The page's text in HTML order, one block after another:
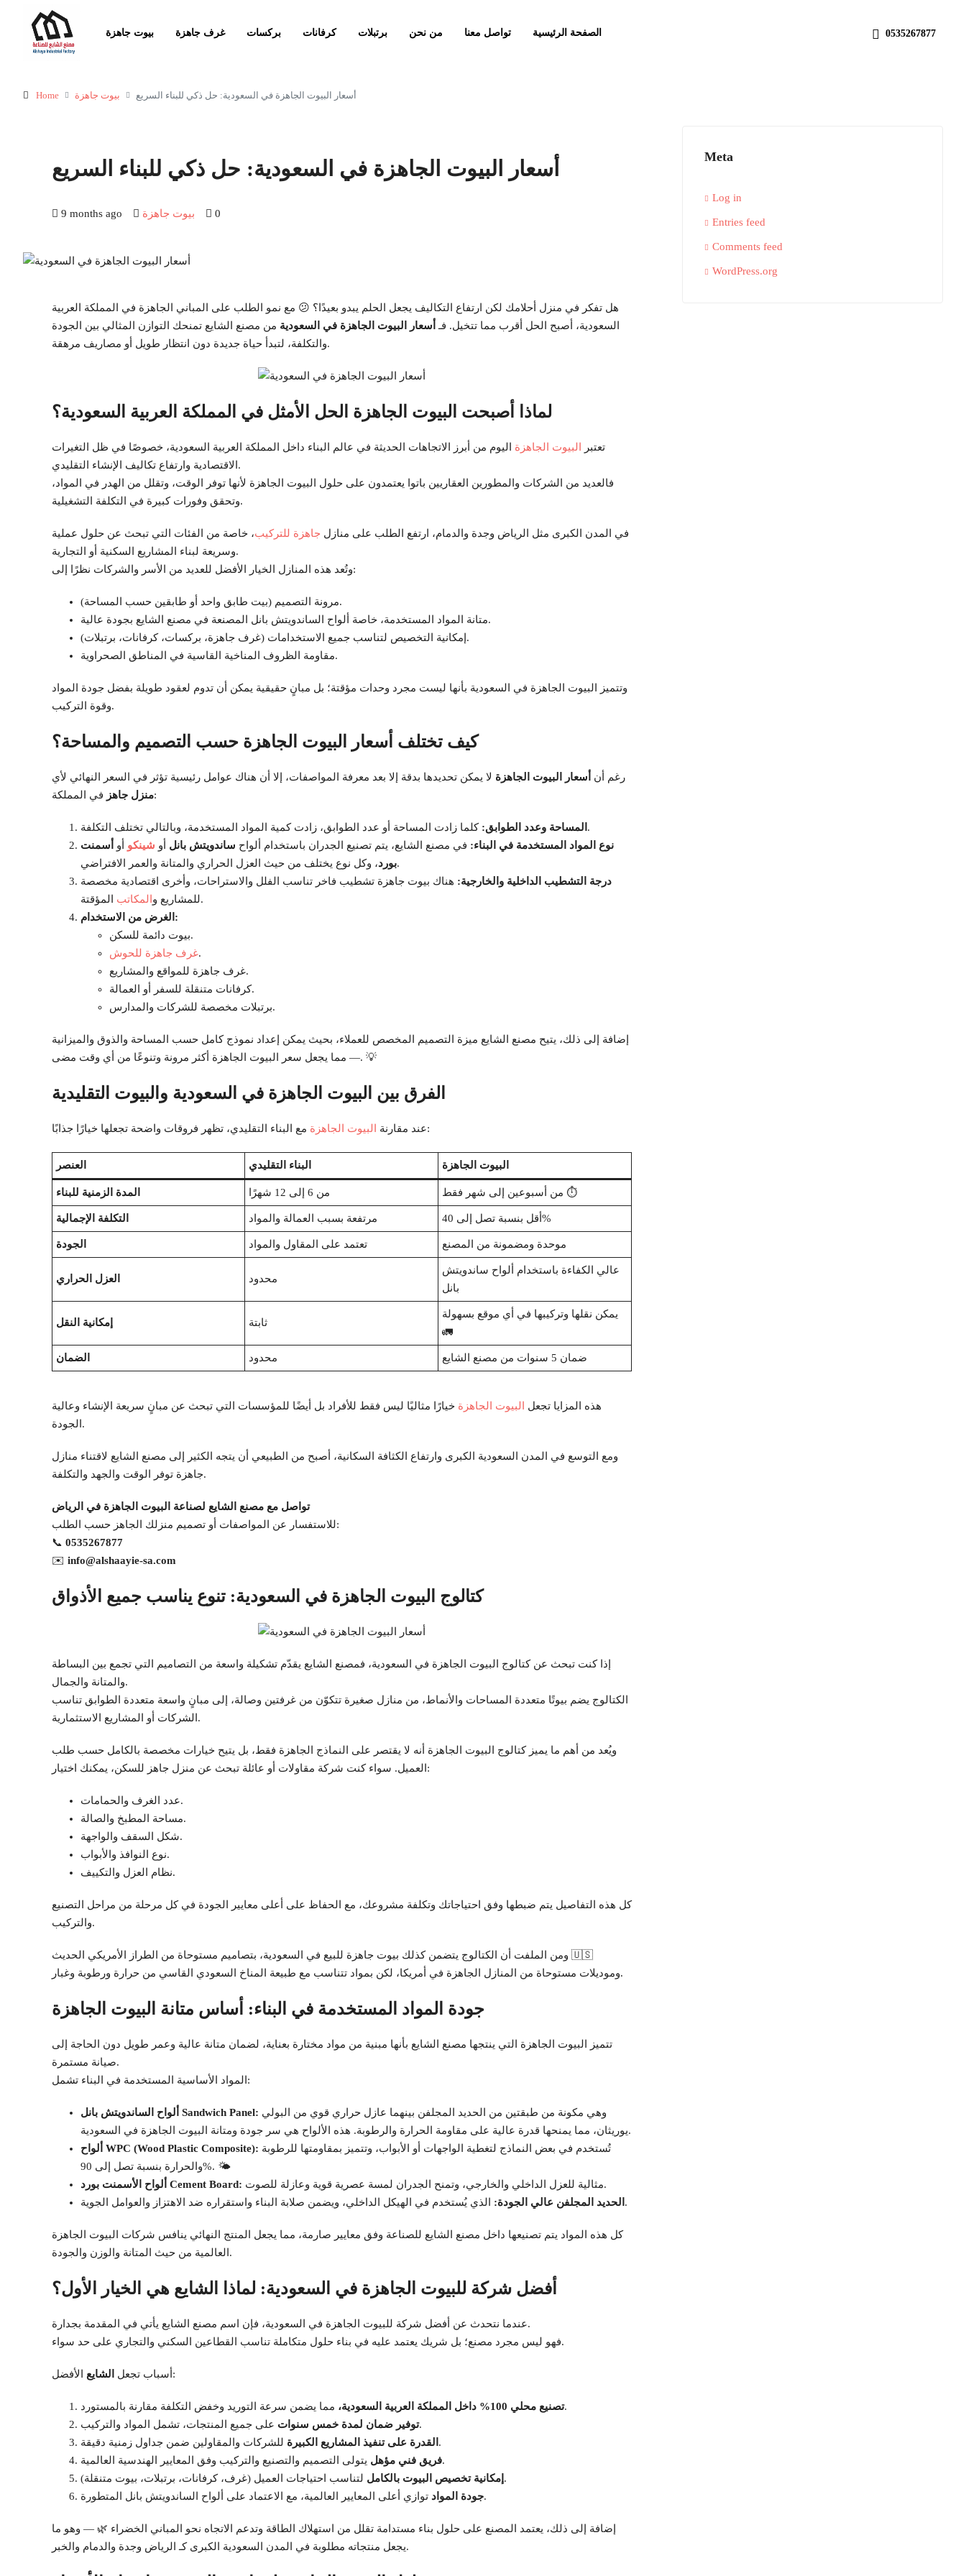
بيوت جاهزة غرف جاهزة بركسات كرفانات برتبلات من نحن تواصل معنا الصفحة الرئيسية 0535267877
Home بيوت جاهزة أسعار البيوت الجاهزة في السعودية: حل ذكي للبناء السريع
أسعار البيوت الجاهزة في السعودية: حل ذكي للبناء السريع
9 months ago بيوت جاهزة 0
هل تفكر في منزل أحلامك لكن ارتفاع التكاليف يجعل الحلم يبدو بعيدًا؟ 😕 مع نمو الطلب على المباني الجاهزة في المملكة العربية
السعودية، أصبح الحل أقرب مما تتخيل. فـ أسعار البيوت الجاهزة في السعودية من مصنع الشايع تمنحك التوازن المثالي بين الجودة
والتكلفة، لتبدأ حياة جديدة دون انتظار طويل أو مصاريف مرهقة.
لماذا أصبحت البيوت الجاهزة الحل الأمثل في المملكة العربية السعودية؟
تعتبر البيوت الجاهزة
اليوم من أبرز الاتجاهات الحديثة في عالم البناء داخل المملكة العربية السعودية، خصوصًا في ظل التغيرات
الاقتصادية وارتفاع تكاليف الإنشاء التقليدي.
فالعديد من الشركات والمطورين العقاريين باتوا يعتمدون على حلول البيوت الجاهزة لأنها توفر الوقت، وتقلل من الهدر في المواد،
وتحقق وفورات كبيرة في التكلفة التشغيلية.
في المدن الكبرى مثل الرياض وجدة والدمام، ارتفع الطلب على منازل جاهزة للتركيب، خاصة من الفئات التي تبحث عن حلول عملية
وسريعة لبناء المشاريع السكنية أو التجارية.
وتُعد هذه المنازل الخيار الأفضل للعديد من الأسر والشركات نظرًا إلى:
مرونة التصميم (بيت طابق واحد أو طابقين حسب المساحة).
متانة المواد المستخدمة، خاصة ألواح الساندويتش بانل المصنعة في مصنع الشايع بجودة عالية.
إمكانية التخصيص لتناسب جميع الاستخدامات (غرف جاهزة، بركسات، كرفانات، برتبلات).
مقاومة الظروف المناخية القاسية في المناطق الصحراوية.
وتتميز البيوت الجاهزة في السعودية بأنها ليست مجرد وحدات مؤقتة؛ بل مبانٍ حقيقية يمكن أن تدوم لعقود طويلة بفضل جودة المواد
وقوة التركيب.
كيف تختلف أسعار البيوت الجاهزة حسب التصميم والمساحة؟
رغم أن أسعار البيوت الجاهزة لا يمكن تحديدها بدقة إلا بعد معرفة المواصفات، إلا أن هناك عوامل رئيسية تؤثر في السعر النهائي لأي
منزل جاهزفي المملكة:
المساحة وعدد الطوابق: كلما زادت المساحة أو عدد الطوابق، زادت كمية المواد المستخدمة، وبالتالي تختلف التكلفة.
نوع المواد المستخدمة في البناء: في مصنع الشايع، يتم تصنيع الجدران باستخدام ألواح ساندويتش بانل أو شينكو أو
أسمنت
بورد، وكل نوع يختلف من حيث العزل الحراري والمتانة والعمر الافتراضي.
درجة التشطيب الداخلية والخارجية: هناك بيوت جاهزة تشطيب فاخر تناسب الفلل والاستراحات، وأخرى اقتصادية مخصصة
للمشاريع و المكاتب
المؤقتة.
الغرض من الاستخدام:
بيوت دائمة للسكن.
غرف جاهزة للحوش.
غرف جاهزة للمواقع والمشاريع.
كرفانات متنقلة للسفر أو العمالة.
برتبلات مخصصة للشركات والمدارس.
إضافة إلى ذلك، يتيح مصنع الشايع ميزة التصميم المخصص للعملاء، بحيث يمكن إعداد نموذج كامل حسب المساحة والذوق والميزانية
— مما يجعل سعر البيوت الجاهزة أكثر مرونة وتنوعًا من أي وقت مضى. 💡
الفرق بين البيوت الجاهزة في السعودية والبيوت التقليدية
عند مقارنة البيوت الجاهزة مع البناء التقليدي، تظهر فروقات واضحة تجعلها خيارًا جذابًا:
العنصر البناء التقليدي البيوت الجاهزة
المدة الزمنية للبناء من 6 إلى 12 شهرًا من أسبوعين إلى شهر فقط ⏱️
التكلفة الإجمالية مرتفعة بسبب العمالة والمواد أقل بنسبة تصل إلى 40%
الجودة تعتمد على المقاول والمواد موحدة ومضمونة من المصنع
العزل الحراري محدود
عالي الكفاءة باستخدام ألواح ساندويتش
بانل
إمكانية النقل ثابتة
يمكن نقلها وتركيبها في أي موقع بسهولة
🚛
الضمان محدود ضمان 5 سنوات من مصنع الشايع
هذه المزايا تجعل البيوت الجاهزة خيارًا مثاليًا ليس فقط للأفراد بل أيضًا للمؤسسات التي تبحث عن مبانٍ سريعة الإنشاء وعالية
الجودة.
ومع التوسع في المدن السعودية الكبرى وارتفاع الكثافة السكانية، أصبح من الطبيعي أن يتجه الكثير إلى مصنع الشايع لاقتناء منازل
جاهزة توفر الوقت والجهد والتكلفة.
تواصل مع مصنع الشايع لصناعة البيوت الجاهزة في الرياض
للاستفسار عن المواصفات أو تصميم منزلك الجاهز حسب الطلب:
📞 0535267877
✉️ info@alshaayie-sa.com
كتالوج البيوت الجاهزة في السعودية: تنوع يناسب جميع الأذواق
إذا كنت تبحث عن كتالوج البيوت الجاهزة في السعودية، فمصنع الشايع يقدّم تشكيلة واسعة من التصاميم التي تجمع بين البساطة
والمتانة والجمال.
الكتالوج يضم بيوتًا متعددة المساحات والأنماط، من منازل صغيرة تتكوّن من غرفتين وصالة، إلى مبانٍ واسعة متعددة الطوابق تناسب
الشركات أو المشاريع الاستثمارية.
ويُعد من أهم ما يميز كتالوج البيوت الجاهزة أنه لا يقتصر على النماذج الجاهزة فقط، بل يتيح خيارات مخصصة بالكامل حسب طلب
العميل. سواء كنت شركة مقاولات أو عائلة تبحث عن منزل جاهز للسكن، يمكنك اختيار:
عدد الغرف والحمامات.
مساحة المطبخ والصالة.
شكل السقف والواجهة.
نوع النوافذ والأبواب.
نظام العزل والتكييف.
كل هذه التفاصيل يتم ضبطها وفق احتياجاتك وتكلفة مشروعك، مع الحفاظ على أعلى معايير الجودة في كل مرحلة من مراحل التصنيع
والتركيب.
ومن الملفت أن الكتالوج يتضمن كذلك بيوت جاهزة للبيع في السعودية، بتصاميم مستوحاة من الطراز الأمريكي الحديث 🇺🇸
وموديلات مستوحاة من المنازل الجاهزة في أمريكا، لكن بمواد تتناسب مع طبيعة المناخ السعودي القاسي من حرارة ورطوبة وغبار.
جودة المواد المستخدمة في البناء: أساس متانة البيوت الجاهزة
تتميز البيوت الجاهزة التي ينتجها مصنع الشايع بأنها مبنية من مواد مختارة بعناية، لضمان متانة عالية وعمر طويل دون الحاجة إلى
صيانة مستمرة.
المواد الأساسية المستخدمة في البناء تشمل:
ألواح الساندويتش بانل Sandwich Panel:
يوريثان، مما يمنحها قدرة عالية على مقاومة الحرارة والرطوبة. هذه الألواح هي سر جودة ومتانة البيوت الجاهزة في السعودية.
ألواح WPC (Wood Plastic Composite):
والحرارة بنسبة تصل إلى 90%. 🌤️
ألواح الأسمنت بورد Cement Board:
مثالية للعزل الداخلي والخارجي، وتمنح الجدران لمسة عصرية قوية وعازلة للصوت.
الحديد المجلفن عالي الجودة: الذي يُستخدم في الهيكل الداخلي، ويضمن صلابة البناء واستقراره ضد الاهتزاز والعوامل الجوية.
كل هذه المواد يتم تصنيعها داخل مصنع الشايع للصناعة وفق معايير صارمة، مما يجعل المنتج النهائي ينافس شركات البيوت الجاهزة
العالمية من حيث المتانة والوزن والجودة.
أفضل شركة للبيوت الجاهزة في السعودية: لماذا الشايع هي الخيار الأول؟
عندما نتحدث عن أفضل شركة للبيوت الجاهزة في السعودية، فإن اسم مصنع الشايع يأتي في المقدمة بجدارة.
فهو ليس مجرد مصنع؛ بل شريك يعتمد عليه في بناء حلول متكاملة تناسب القطاعين السكني والتجاري على حد سواء.
أسباب تجعل الشايع الأفضل:
تصنيع محلي 100% داخل المملكة العربية السعودية،مما يضمن سرعة التوريد وخفض التكلفة مقارنة بالمستورد.
توفير ضمان لمدة خمس سنواتعلى جميع المنتجات، تشمل المواد والتركيب.
القدرة على تنفيذ المشاريع الكبيرة للشركات والمقاولين ضمن جداول زمنية دقيقة.
فريق فني مؤهليتولى التصميم والتصنيع والتركيب وفق المعايير الهندسية العالمية.
إمكانية تخصيص البيوت بالكامل لتناسب احتياجات العميل (غرف، كرفانات، برتبلات، بيوت متنقلة).
جودة الموادتوازي أعلى المعايير العالمية، مع الاعتماد على ألواح الساندويتش بانل المتطورة.
إضافة إلى ذلك، يعتمد المصنع على حلول بناء مستدامة تقلل من استهلاك الطاقة وتدعم الاتجاه نحو المباني الخضراء 🌿 — وهو ما
يجعل منتجاته مطلوبة في المدن السعودية الكبرى كـ الرياض وجدة والدمام والخبر.
Meta
Log in
Entries feed
Comments feed
WordPress.org